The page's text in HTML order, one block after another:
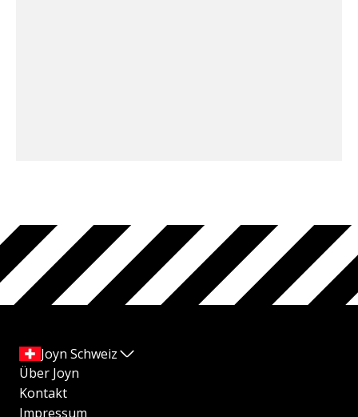
Joyn Schweiz
Über Joyn
Kontakt
Impressum